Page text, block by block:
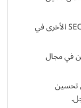
تعتبر خياراً اقتصادياً مقارنة بأدوات SEO الأخرى في
في مجال
تحسين